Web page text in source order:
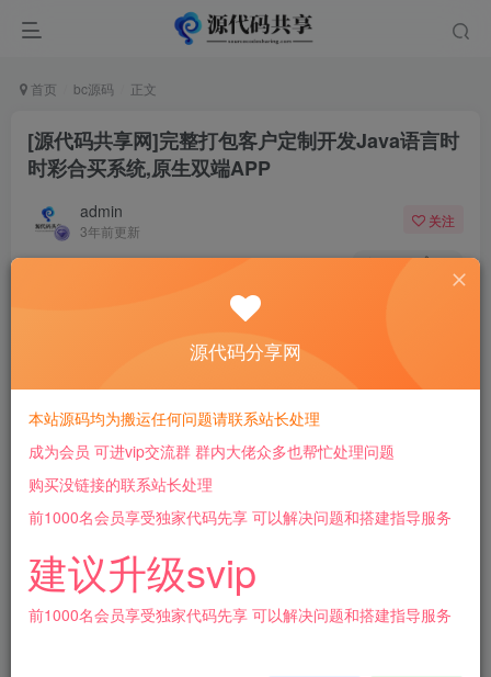
首页 bc源码 正文
[源代码共享网]完整打包客户定制开发Java语言时
时彩合买系统,原生双端APP
admin
3年前更新
关注
1406 10
此内容为付费阅读，请付费后查看
￥10
会员免费 超级会员免费
[源代码共享网]完整打包客户定制开发Java语言时时彩合买
系统,原生双端APP
源代码分享网
本站源码均为搬运任何问题请联系站长处理
成为会员 可进vip交流群 群内大佬众多也帮忙处理问题
购买没链接的联系站长处理
前1000名会员享受独家代码先享 可以解决问题和搭建指导服务
建议升级svip
前1000名会员享受独家代码先享 可以解决问题和搭建指导服务